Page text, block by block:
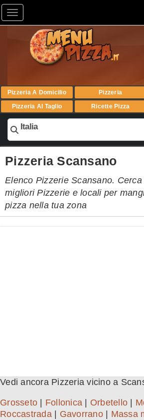
Toggle navigation
Pizzeria A Domicilio Pizzeria
Pizzeria Al Taglio
Ricette Pizza
Italia
Pizzeria Scansano
Elenco Pizzerie Scansano.
migliori Pizzerie e locali per
pizza nella tua zona
Vedi ancora Pizzeria vicino a
Grosseto Follonica Orbetello
Roccastrada| Gavorrano| Massa